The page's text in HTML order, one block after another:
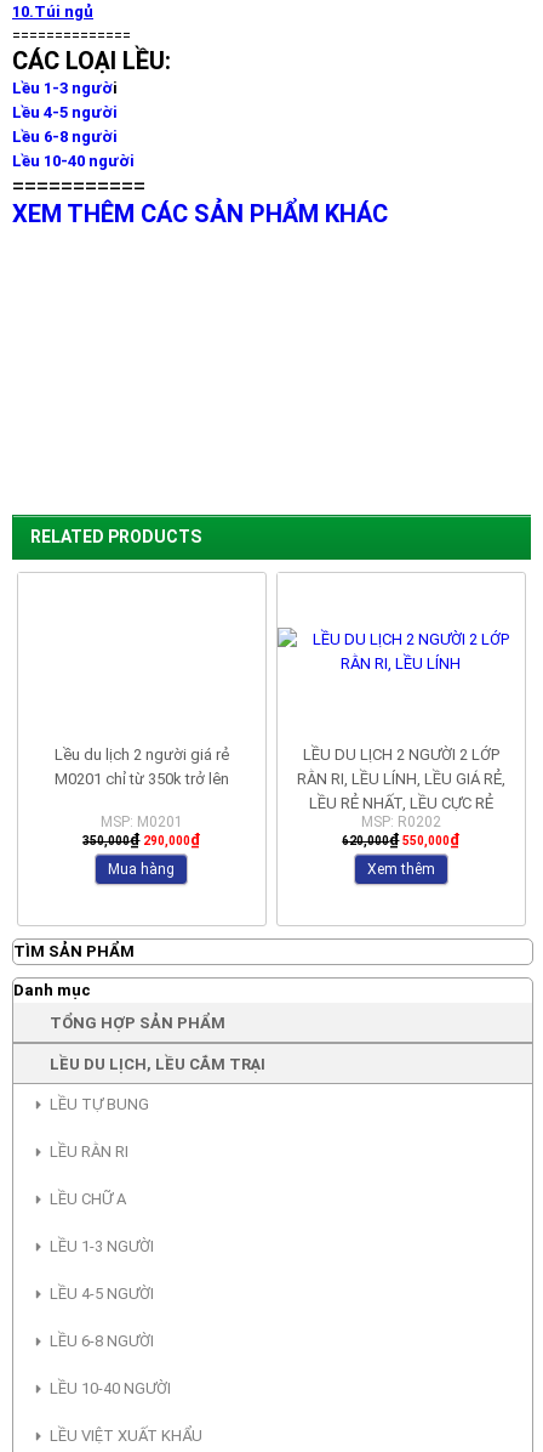
10.Túi ngủ
==============
CÁC LOẠI LỀU:
Lều 1-3 người
Lều 4-5 người
Lều 6-8 người
Lều 10-40 người
===========
XEM THÊM CÁC SẢN PHẨM KHÁC
RELATED PRODUCTS
Lều du lịch 2 người giá rẻ
M0201 chỉ từ 350k trở lên
MSP: M0201
350,000₫ 290,000₫
Mua hàng
LỀU DU LỊCH 2 NGƯỜI 2 LỚP
RẰN RI, LỀU LÍNH, LỀU GIÁ RẺ,
LỀU RẺ NHẤT, LỀU CỰC RẺ
MSP: R0202
620,000₫ 550,000₫
Xem thêm
TÌM SẢN PHẨM
Danh mục
TỔNG HỢP SẢN PHẨM
LỀU DU LỊCH, LỀU CẮM TRẠI
LỀU TỰ BUNG
LỀU RẰN RI
LỀU CHỮ A
LỀU 1-3 NGƯỜI
LỀU 4-5 NGƯỜI
LỀU 6-8 NGƯỜI
LỀU 10-40 NGƯỜI
LỀU VIỆT XUẤT KHẨU